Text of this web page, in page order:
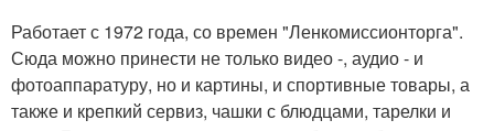
Работает с 1972 года, со времен "Ленкомиссионторга".
Сюда можно принести не только видео -, аудио - и
фотоаппаратуру, но и картины, и спортивные товары, а
также и крепкий сервиз, чашки с блюдцами, тарелки и